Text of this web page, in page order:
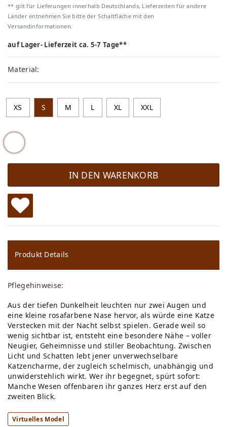
** gilt für Lieferungen innerhalb Deutschlands, Lieferzeiten für andere
Länder entnehmen Sie bitte der Schaltfläche mit den
Versandinformationen.
auf Lager- Lieferzeit ca. 5-7 Tage**
Material:
XS S M L XL XXL
IN DEN WARENKORB
W
u
ns
ch
lis
te
Produkt Details
Pflegehinweise:
Aus der tiefen Dunkelheit leuchten nur zwei Augen und
eine kleine rosafarbene Nase hervor, als würde eine Katze
Verstecken mit der Nacht selbst spielen. Gerade weil so
wenig sichtbar ist, entsteht eine besondere Nähe – voller
Neugier, Geheimnisse und stiller Beobachtung. Zwischen
Licht und Schatten lebt jener unverwechselbare
Katzencharme, der zugleich schelmisch, unabhängig und
unwiderstehlich wirkt. Wer ihr begegnet, spürt sofort:
Manche Wesen offenbaren ihr ganzes Herz erst auf den
zweiten Blick.
Virtuelles Model